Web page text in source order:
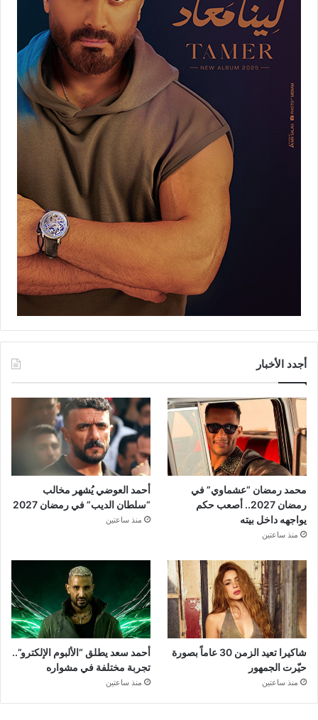
أجدد الأخبار
محمد رمضان “عشماوي” في
رمضان 2027.. أصعب حكم
يواجهه داخل بيته
منذ ساعتين
أحمد العوضي يُشهر مخالب
“سلطان الديب” في رمضان 2027
منذ ساعتين
شاكيرا تعيد الزمن 30 عاماً بصورة
حيّرت الجمهور
منذ ساعتين
أحمد سعد يطلق “الألبوم الإلكترو”..
تجربة مختلفة في مشواره
منذ ساعتين